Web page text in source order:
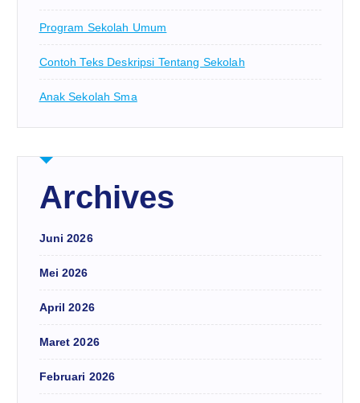
Program Sekolah Umum
Contoh Teks Deskripsi Tentang Sekolah
Anak Sekolah Sma
Archives
Juni 2026
Mei 2026
April 2026
Maret 2026
Februari 2026